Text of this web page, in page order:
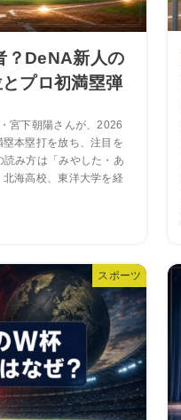
？DeNA新人の
プロ初満塁弾
宮下朝陽さんが、2026
本塁打を放ち、注目を
み方は「みやした・あ
海高校、東洋大学を経
スポーツ